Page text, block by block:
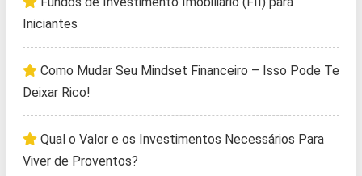
Iniciantes
Como Mudar Seu Mindset Financeiro – Isso Pode Te
Deixar Rico!
Qual o Valor e os Investimentos Necessários Para
Viver de Proventos?